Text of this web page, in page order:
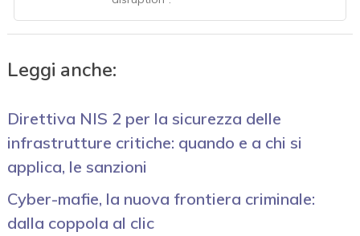
Leggi anche:
Direttiva NIS 2 per la sicurezza delle
infrastrutture critiche: quando e a chi si
applica, le sanzioni
Cyber-mafie, la nuova frontiera criminale:
dalla coppola al clic